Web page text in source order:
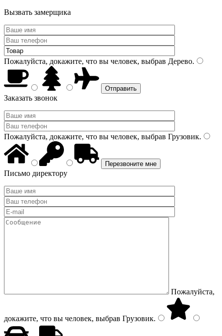
Вызвать замерщика
Пожалуйста, докажите, что вы человек, выбрав Дерево.
Заказать звонок
Пожалуйста, докажите, что вы человек, выбрав Грузовик.
Письмо директору
Пожалуйста,
докажите, что вы человек, выбрав Грузовик.